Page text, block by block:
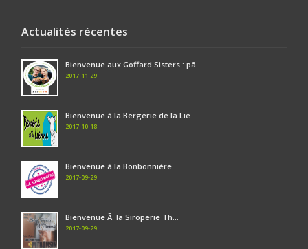
Actualités récentes
Bienvenue aux Goffard Sisters : pâ...
2017-11-29
Bienvenue à la Bergerie de la Lie...
2017-10-18
Bienvenue à la Bonbonnière...
2017-09-29
Bienvenue Ã la Siroperie Th...
2017-09-29